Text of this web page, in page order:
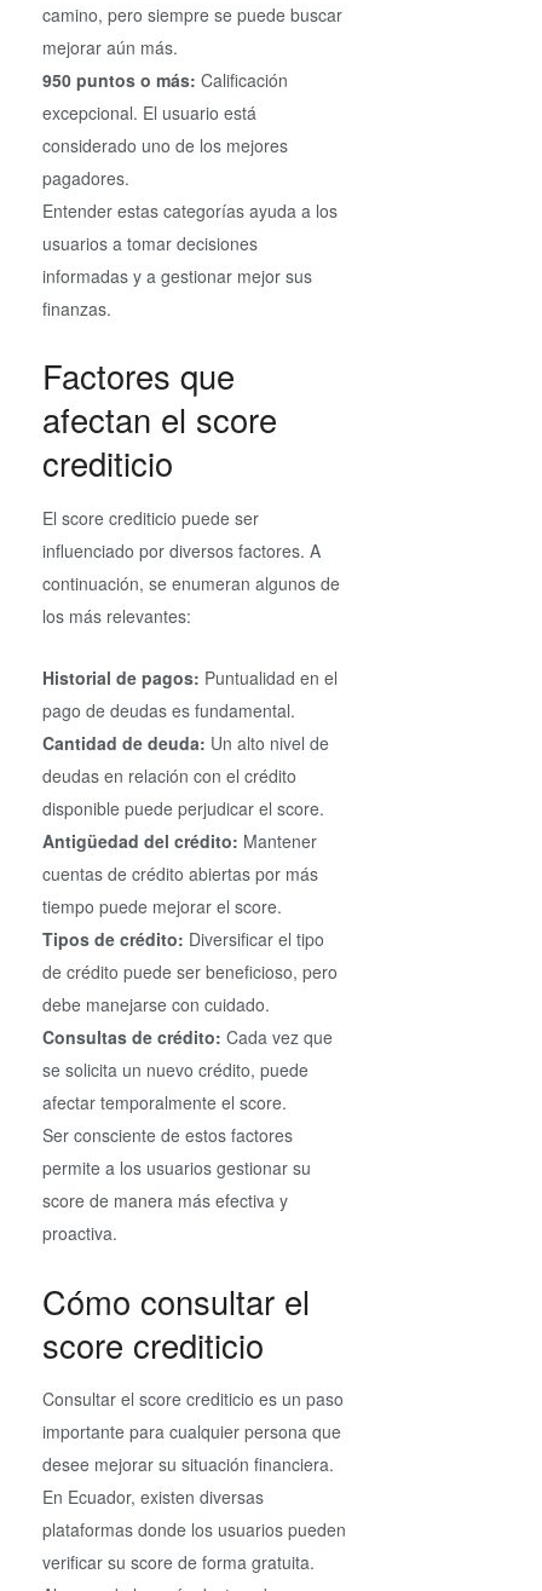
camino, pero siempre se puede buscar
mejorar aún más.
950 puntos o más: Calificación
excepcional. El usuario está
considerado uno de los mejores
pagadores.
Entender estas categorías ayuda a los
usuarios a tomar decisiones
informadas y a gestionar mejor sus
finanzas.
Factores que
afectan el score
crediticio
El score crediticio puede ser
influenciado por diversos factores. A
continuación, se enumeran algunos de
los más relevantes:
Historial de pagos: Puntualidad en el
pago de deudas es fundamental.
Cantidad de deuda: Un alto nivel de
deudas en relación con el crédito
disponible puede perjudicar el score.
Antigüedad del crédito: Mantener
cuentas de crédito abiertas por más
tiempo puede mejorar el score.
Tipos de crédito: Diversificar el tipo
de crédito puede ser beneficioso, pero
debe manejarse con cuidado.
Consultas de crédito: Cada vez que
se solicita un nuevo crédito, puede
afectar temporalmente el score.
Ser consciente de estos factores
permite a los usuarios gestionar su
score de manera más efectiva y
proactiva.
Cómo consultar el
score crediticio
Consultar el score crediticio es un paso
importante para cualquier persona que
desee mejorar su situación financiera.
En Ecuador, existen diversas
plataformas donde los usuarios pueden
verificar su score de forma gratuita.